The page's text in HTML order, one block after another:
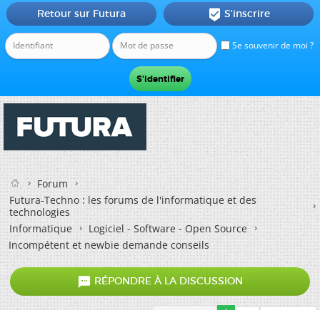
Se souvenir de moi ?
Retour sur Futura  S'inscrire
Forum
Futura-Techno : les forums de l'informatique et des
technologies
Informatique
Logiciel - Software - Open Source
Incompétent et newbie demande conseils
 RÉPONDRE À LA DISCUSSION